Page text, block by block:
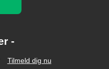
Tilmeld dig nu